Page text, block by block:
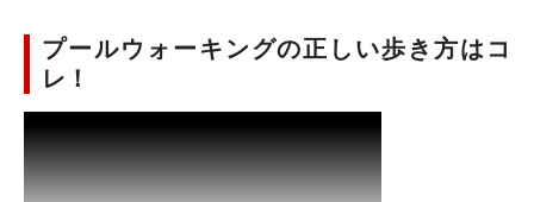
プールウォーキングの正しい歩き方はコ
レ！